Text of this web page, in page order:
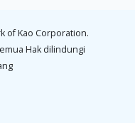
Si
of Kao Corporation.
Hak dilindungi